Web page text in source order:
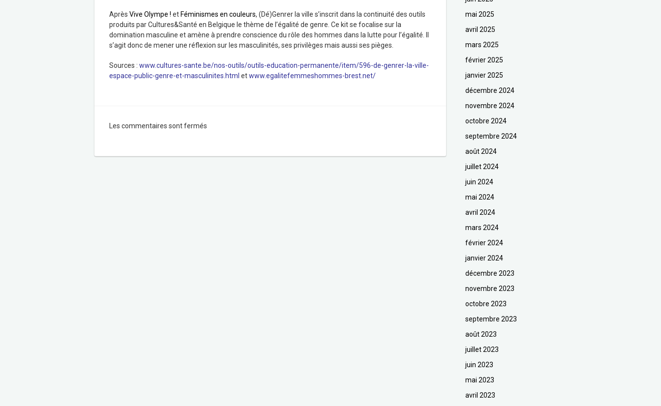
Après Vive Olympe ! et Féminismes en couleurs, (Dé)Genrer la ville s’inscrit dans la continuité des outils
produits par Cultures&Santé en Belgique le thème de l’égalité de genre. Ce kit se focalise sur la
domination masculine et amène à prendre conscience du rôle des hommes dans la lutte pour l’égalité. Il
s’agit donc de mener une réflexion sur les masculinités, ses privilèges mais aussi ses pièges.
Sources : www.cultures-sante.be/nos-outils/outils-education-permanente/item/596-de-genrer-la-ville-
espace-public-genre-et-masculinites.html etwww.egalitefemmeshommes-brest.net/
Les commentaires sont fermés
mai 2025
avril 2025
mars 2025
février 2025
janvier 2025
décembre 2024
novembre 2024
octobre 2024
septembre 2024
août 2024
juillet 2024
juin 2024
mai 2024
avril 2024
mars 2024
février 2024
janvier 2024
décembre 2023
novembre 2023
octobre 2023
septembre 2023
août 2023
juillet 2023
juin 2023
mai 2023
avril 2023